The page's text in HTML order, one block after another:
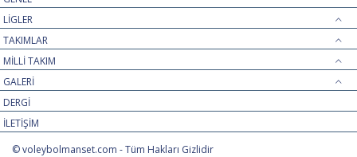
LİGLER
TAKIMLAR
MİLLİ TAKIM
GALERİ
DERGİ
İLETİŞİM
© voleybolmanset.com - Tüm Hakları Gizlidir